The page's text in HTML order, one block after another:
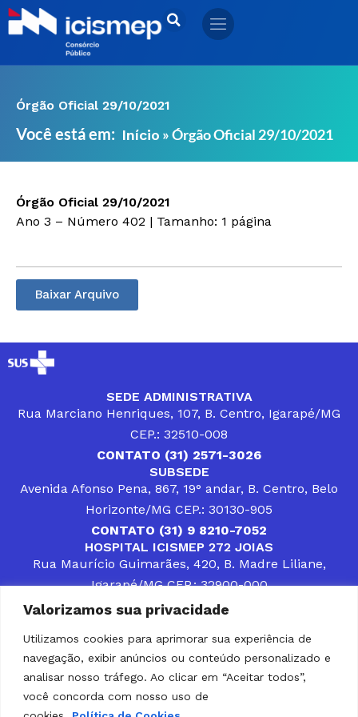
Valorizamos sua privacidade
Utilizamos cookies para aprimorar sua experiência de
navegação, exibir anúncios ou conteúdo personalizado e
analisar nosso tráfego. Ao clicar em “Aceitar todos”,
você concorda com nosso uso de
Ir
para
Órgão Oficial 29/10/2021
Você está em: Início »Órgão Oficial 29/10/2021
Órgão Oficial 29/10/2021
Ano 3 – Número 402 | Tamanho: 1 página
Baixar Arquivo
SEDE ADMINISTRATIVA
Rua Marciano Henriques, 107, B. Centro, Igarapé/MG
CEP.: 32510-008
CONTATO (31) 2571-3026
SUBSEDE
Avenida Afonso Pena, 867, 19° andar, B. Centro, Belo
Horizonte/MG CEP.: 30130-905
CONTATO (31) 9 8210-7052
HOSPITAL ICISMEP 272 JOIAS
Rua Maurício Guimarães, 420, B. Madre Liliane,
Igarapé/MG CEP.: 32900-000
CONTATOS (31) 3512-4400 ou (31) 9 8309-8660
DESENVOLVER SOLUÇÕES, AÇÕES E SERVIÇOS
PÚBLICOS QUE COMPLEMENTEM A ASSISTÊNCIA À
POPULAÇÃO DA REGIÃO EM QUE ATUA, SENDO
PARCEIRO DOS MUNICÍPIOS CONSORCIADOS NA
SOLUÇÃO DE DIFICULDADES ENFRENTADAS POR
GESTORES MUNICIPAIS, É O COMPROMISSO DO
ICISMEP.